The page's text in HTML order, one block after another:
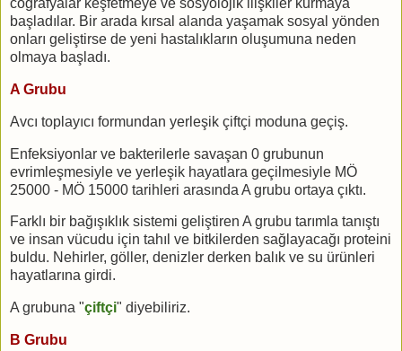
coğrafyalar keşfetmeye ve sosyolojik ilişkiler kurmaya
başladılar. Bir arada kırsal alanda yaşamak sosyal yönden
onları geliştirse de yeni hastalıkların oluşumuna neden
olmaya başladı.
A Grubu
Avcı toplayıcı formundan yerleşik çiftçi moduna geçiş.
Enfeksiyonlar ve bakterilerle savaşan 0 grubunun
evrimleşmesiyle ve yerleşik hayatlara geçilmesiyle MÖ
25000 - MÖ 15000 tarihleri arasında A grubu ortaya çıktı.
Farklı bir bağışıklık sistemi geliştiren A grubu tarımla tanıştı
ve insan vücudu için tahıl ve bitkilerden sağlayacağı proteini
buldu. Nehirler, göller, denizler derken balık ve su ürünleri
hayatlarına girdi.
A grubuna "çiftçi" diyebiliriz.
B Grubu